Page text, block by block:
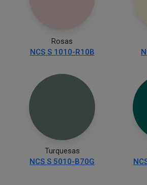
Rosas
NCS S 1010-R10B
Turquesas
NCS S 5010-B70G